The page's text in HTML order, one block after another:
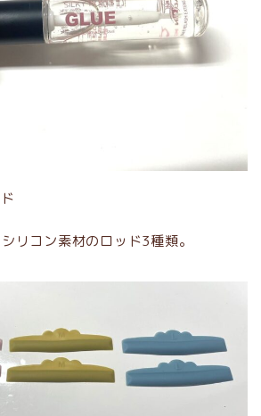
リコン素材のロッド3種類。